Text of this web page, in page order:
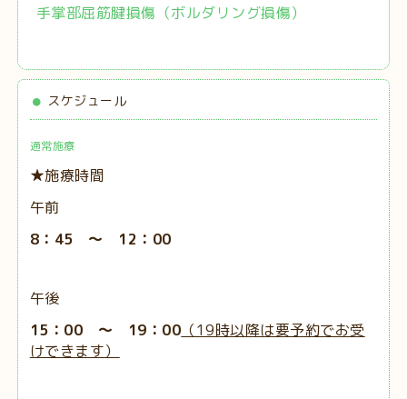
手掌部屈筋腱損傷（ボルダリング損傷）
スケジュール
通常施療
★施療時間
午前
8：45 ～ 12：00
午後
15：00 ～ 19：00 （19時以降は要予約でお受
けできます）